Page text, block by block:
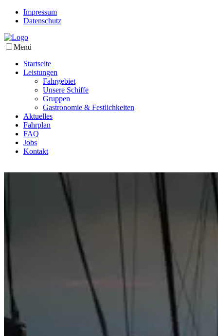
Impressum
Datenschutz
Menü
Startseite
Leistungen
Fahrgebiet
Unsere Schiffe
Gruppen
Gastronomie & Festlichkeiten
Aktuelles
Fahrplan
FAQ
Jobs
Kontakt